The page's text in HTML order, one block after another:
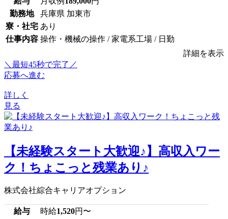
勤務地
兵庫県 加東市
寮・社宅 あり
仕事内容 操作・機械の操作 / 家電系工場 / 日勤
詳細を表示
＼最短45秒で完了／
応募へ進む
詳しく
見る
【未経験スタート大歓迎♪】高収入ワー
ク！ちょこっと残業あり♪
株式会社綜合キャリアオプション
給与 時給1,520円〜